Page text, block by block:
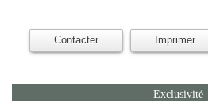
Contacter Imprimer
Exclusivité